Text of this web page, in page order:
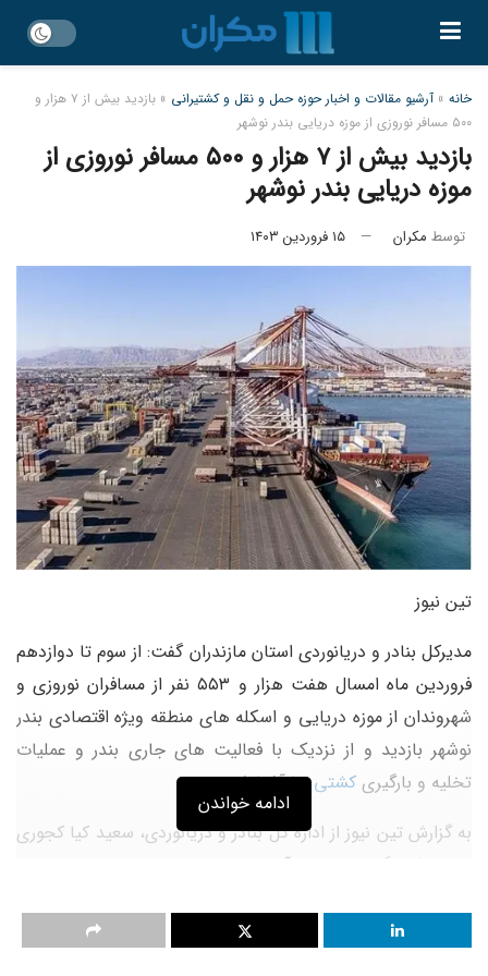
خانه » آرشیو مقالات و اخبار حوزه حمل و نقل و کشتیرانی »
بازدید بیش از ۷ هزار و
۵۰۰ مسافر نوروزی از موزه دریایی بندر نوشهر
بازدید بیش از ۷ هزار و ۵۰۰ مسافر نوروزی از
موزه دریایی بندر نوشهر
توسط مکران ۱۵ فروردین ۱۴۰۳
تین نیوز
مدیرکل بنادر و دریانوردی استان مازندران گفت: از سوم تا دوازدهم
فروردین ماه امسال هفت هزار و ۵۵۳ نفر از مسافران نوروزی و
شهروندان از موزه دریایی و اسکله های منطقه ویژه اقتصادی بندر
نوشهر بازدید و از نزدیک با فعالیت های جاری بندر و عملیات
تخلیه و بارگیری کشتیها آشنا شدند.
به گزارش تین نیوز از اداره کل بنادر و دریانوردی، سعید کیا کجوری
اشاعه فرهنگ دریایی و آشنایی هر چه بیشتر مردم با وظایف
برای بازدید هم میهنان از موزه دریایی بندر نوشهر برشمرد و گفت:
ادامه خواندن